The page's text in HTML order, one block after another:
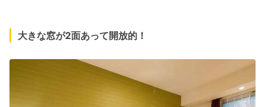
大きな窓が2面あって開放的！